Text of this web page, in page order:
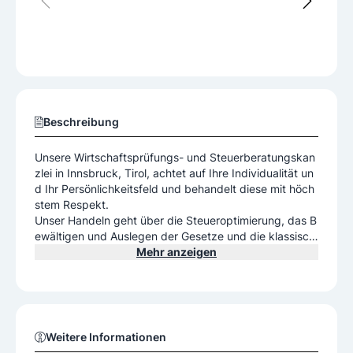
Beschreibung
Unsere Wirtschaftsprüfungs- und Steuerberatungskan
zlei in Innsbruck, Tirol, achtet auf Ihre Individualität un
d Ihr Persönlichkeitsfeld und behandelt diese mit höch
stem Respekt.
Unser Handeln geht über die Steueroptimierung, das B
ewältigen und Auslegen der Gesetze und die klassisch
e betriebswirtschaftliche Beratung weit hinaus.
ser Wissen international einsetzen.
Mehr anzeigen
Weitere Informationen